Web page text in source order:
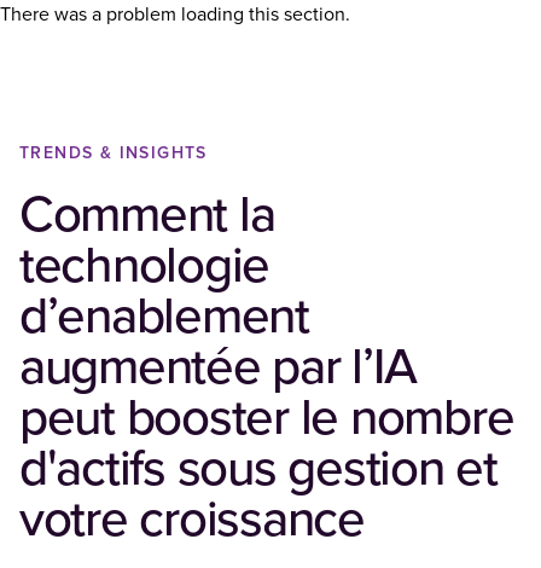
There was a problem loading this section.
TRENDS & INSIGHTS
Comment la
technologie
d’enablement
augmentée par l’IA
peut booster le nombre
d'actifs sous gestion et
votre croissance